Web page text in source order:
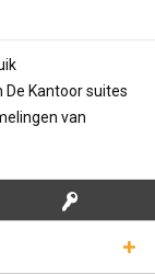
Kantoor suites
van
LICENTIESLEUTELS